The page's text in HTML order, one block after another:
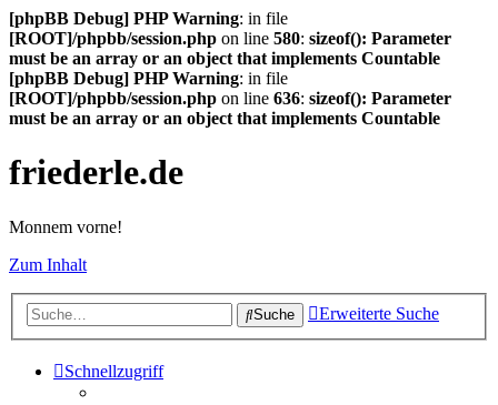
[phpBB Debug] PHP Warning: in file
[ROOT]/phpbb/session.php on line 580: sizeof(): Parameter
must be an array or an object that implements Countable
[phpBB Debug] PHP Warning: in file
[ROOT]/phpbb/session.php on line 636: sizeof(): Parameter
must be an array or an object that implements Countable
friederle.de
Monnem vorne!
Zum Inhalt
Suche Erweiterte Suche
Schnellzugriff